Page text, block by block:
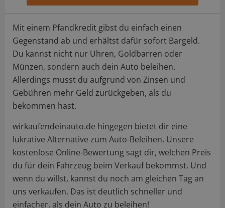
Mit einem Pfandkredit gibst du einfach einen
Gegenstand ab und erhältst dafür sofort Bargeld.
Du kannst nicht nur Uhren, Goldbarren oder
Münzen, sondern auch dein Auto beleihen.
Allerdings musst du aufgrund von Zinsen und
Gebühren mehr Geld zurückgeben, als du
bekommen hast.
wirkaufendeinauto.de hingegen bietet dir eine
lukrative Alternative zum Auto-Beleihen. Unsere
kostenlose Online-Bewertung sagt dir, welchen Preis
du für dein Fahrzeug beim Verkauf bekommst. Und
wenn du willst, kannst du noch am gleichen Tag an
uns verkaufen. Das ist deutlich schneller und
einfacher, als dein Auto zu beleihen!